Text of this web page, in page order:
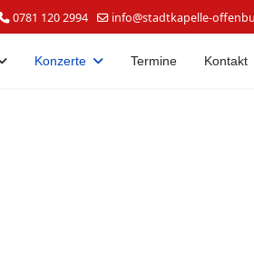
0781 120 2994 info@stadtkapelle-
Konzerte Termine Kontakt